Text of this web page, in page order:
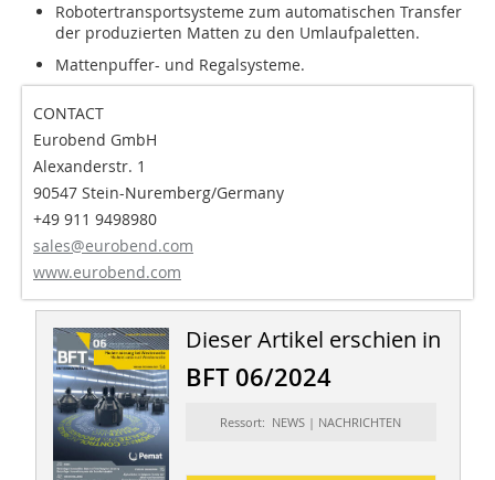
Robotertransportsysteme zum automatischen Transfer
der produzierten Matten zu den Umlaufpaletten.
Mattenpuffer- und Regalsysteme.
CONTACT
Eurobend GmbH
Alexanderstr. 1
90547 Stein-Nuremberg/Germany
+49 911 9498980
sales@eurobend.com
www.eurobend.com
Dieser Artikel erschien in
BFT 06/2024
Ressort: NEWS | NACHRICHTEN